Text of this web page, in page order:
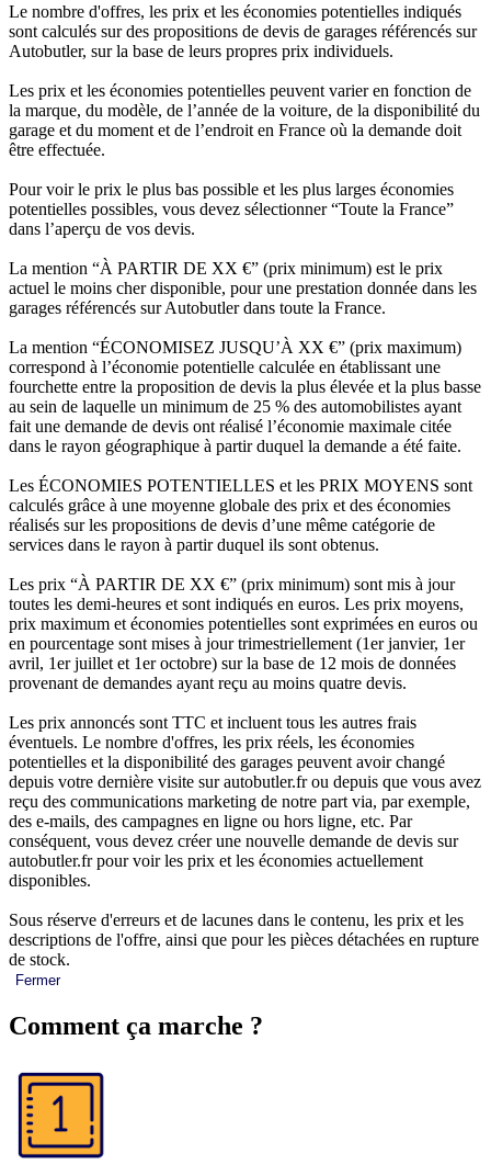
Le nombre d'offres, les prix et les économies potentielles indiqués
sont calculés sur des propositions de devis de garages référencés sur
Autobutler, sur la base de leurs propres prix individuels.
Les prix et les économies potentielles peuvent varier en fonction de
la marque, du modèle, de l’année de la voiture, de la disponibilité du
garage et du moment et de l’endroit en France où la demande doit
être effectuée.
Pour voir le prix le plus bas possible et les plus larges économies
potentielles possibles, vous devez sélectionner “Toute la France”
dans l’aperçu de vos devis.
La mention “À PARTIR DE XX €” (prix minimum) est le prix
actuel le moins cher disponible, pour une prestation donnée dans les
garages référencés sur Autobutler dans toute la France.
La mention “ÉCONOMISEZ JUSQU’À XX €” (prix maximum)
correspond à l’économie potentielle calculée en établissant une
fourchette entre la proposition de devis la plus élevée et la plus basse
au sein de laquelle un minimum de 25 % des automobilistes ayant
fait une demande de devis ont réalisé l’économie maximale citée
dans le rayon géographique à partir duquel la demande a été faite.
Les ÉCONOMIES POTENTIELLES et les PRIX MOYENS sont
calculés grâce à une moyenne globale des prix et des économies
réalisés sur les propositions de devis d’une même catégorie de
services dans le rayon à partir duquel ils sont obtenus.
Les prix “À PARTIR DE XX €” (prix minimum) sont mis à jour
toutes les demi-heures et sont indiqués en euros. Les prix moyens,
prix maximum et économies potentielles sont exprimées en euros ou
en pourcentage sont mises à jour trimestriellement (1er janvier, 1er
avril, 1er juillet et 1er octobre) sur la base de 12 mois de données
provenant de demandes ayant reçu au moins quatre devis.
Les prix annoncés sont TTC et incluent tous les autres frais
éventuels. Le nombre d'offres, les prix réels, les économies
potentielles et la disponibilité des garages peuvent avoir changé
depuis votre dernière visite sur autobutler.fr ou depuis que vous avez
reçu des communications marketing de notre part via, par exemple,
des e-mails, des campagnes en ligne ou hors ligne, etc. Par
conséquent, vous devez créer une nouvelle demande de devis sur
autobutler.fr pour voir les prix et les économies actuellement
disponibles.
Sous réserve d'erreurs et de lacunes dans le contenu, les prix et les
descriptions de l'offre, ainsi que pour les pièces détachées en rupture
de stock.
Fermer
Comment ça marche ?